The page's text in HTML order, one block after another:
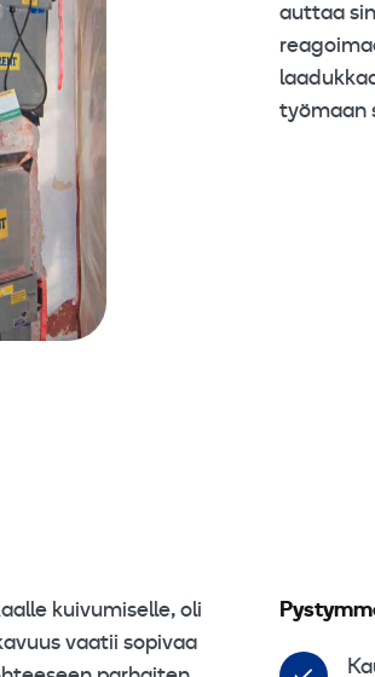
auttaa
työmaan
kuivumiselle, oli
vaatii sopivaa